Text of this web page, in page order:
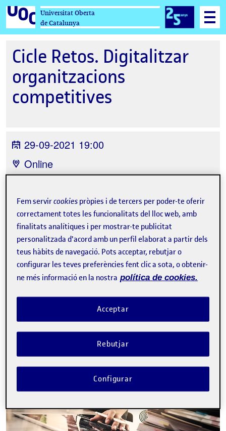
Universitat Oberta
de Catalunya
Cicle Retos. Digitalitzar
organitzacions
competitives
29-09-2021 19:00
Online
Catalunya i ULab
La inscripció ha finalitzat.
Inscriure-s'hi
Sobre l'esdeveniment
Fem servircookies pròpies i de tercers per poder-te oferir
correctament totes les funcionalitats del lloc web, amb
finalitats analítiques i per mostrar-te publicitat
personalitzada d'acord amb un perfil elaborat a partir dels
teus hàbits de navegació. Pots acceptar, rebutjar o
configurar les teves preferències fent clic a sota, o obtenir-
ne més informació en la nostra política de cookies.
Rebutjar
Acceptar
Configurar